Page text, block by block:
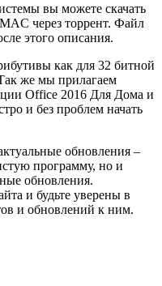
вы можете скачать
через торрент. Файл
этого описания.
как для 32 битной
же мы прилагаем
Office 2016 Для Дома и
и без проблем начать
обновления –
программу, но и
обновления.
и будьте уверены в
и обновлений к ним.